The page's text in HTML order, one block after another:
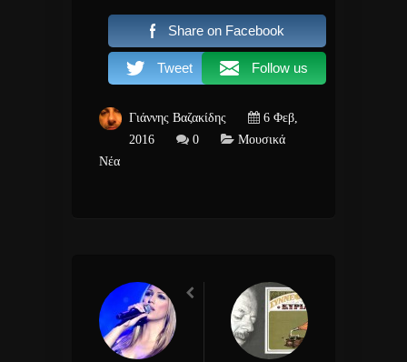
Share on Facebook
Tweet Follow us
Γιάννης Βαζακίδης
6 Φεβ,
2016
0
Μουσικά
Νέα